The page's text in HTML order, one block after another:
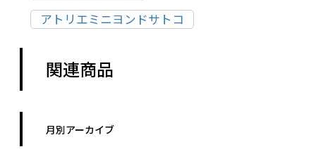
アトリエミニヨンドサトコ
関連商品
月別アーカイブ